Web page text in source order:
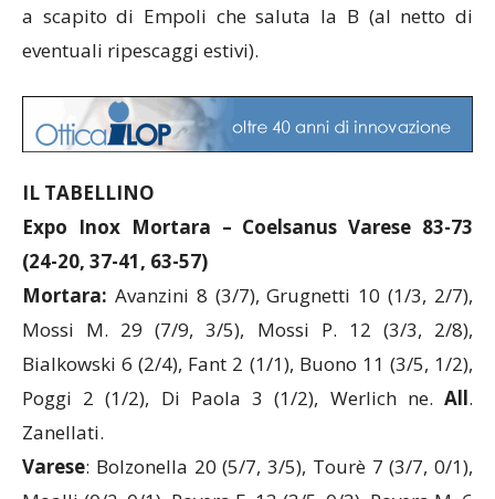
a scapito di Empoli che saluta la B (al netto di
eventuali ripescaggi estivi).
IL TABELLINO
Expo Inox Mortara – Coelsanus Varese 83-73
(24-20, 37-41, 63-57)
Mortara: Avanzini 8 (3/7), Grugnetti 10 (1/3, 2/7),
Mossi M. 29 (7/9, 3/5), Mossi P. 12 (3/3, 2/8),
Bialkowski 6 (2/4), Fant 2 (1/1), Buono 11 (3/5, 1/2),
Poggi 2 (1/2), Di Paola 3 (1/2), Werlich ne. All.
Zanellati.
Varese: Bolzonella 20 (5/7, 3/5), Tourè 7 (3/7, 0/1),